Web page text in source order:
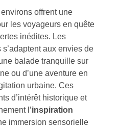
offrent une
les voyageurs en quête
inédites. Les
aux envies de
balade tranquille sur
ou d’une aventure en
urbaine. Ces
d’intérêt historique et
l’inspiration
immersion sensorielle